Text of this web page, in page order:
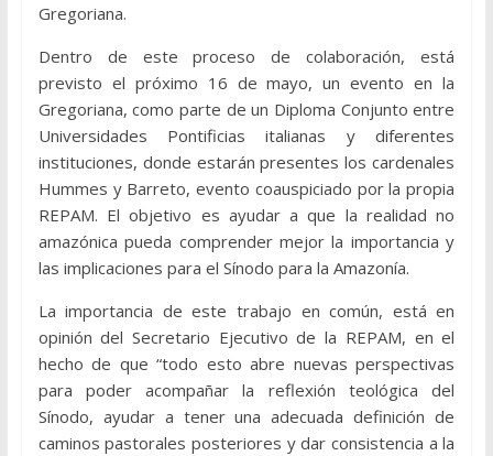
Gregoriana.
Dentro de este proceso de colaboración, está
previsto el próximo 16 de mayo, un evento en la
Gregoriana, como parte de un Diploma Conjunto entre
Universidades Pontificias italianas y diferentes
instituciones, donde estarán presentes los cardenales
Hummes y Barreto, evento coauspiciado por la propia
REPAM. El objetivo es ayudar a que la realidad no
amazónica pueda comprender mejor la importancia y
las implicaciones para el Sínodo para la Amazonía.
La importancia de este trabajo en común, está en
opinión del Secretario Ejecutivo de la REPAM, en el
hecho de que “todo esto abre nuevas perspectivas
para poder acompañar la reflexión teológica del
Sínodo, ayudar a tener una adecuada definición de
caminos pastorales posteriores y dar consistencia a la